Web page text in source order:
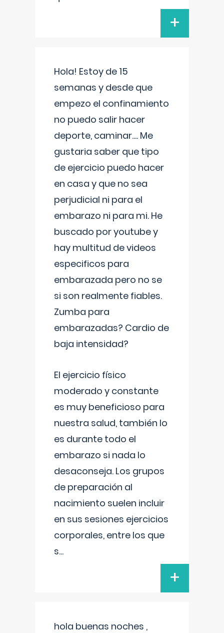
+
Hola! Estoy de 15
semanas y desde que
empezo el confinamiento
no puedo salir hacer
deporte, caminar.... Me
gustaria saber que tipo
de ejercicio puedo hacer
en casa y que no sea
perjudicial ni para el
embarazo ni para mi. He
buscado por youtube y
hay multitud de videos
especificos para
embarazada pero no se
si son realmente fiables.
Zumba para
embarazadas? Cardio de
baja intensidad?
El ejercicio físico
moderado y constante
es muy beneficioso para
nuestra salud, también lo
es durante todo el
embarazo si nada lo
desaconseja. Los grupos
de preparación al
nacimiento suelen incluir
en sus sesiones ejercicios
corporales, entre los que
s...
+
hola buenas noches ,